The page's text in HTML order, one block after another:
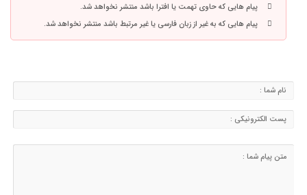
پیام هایی که حاوی تهمت یا افترا باشد منتشر نخواهد شد.
پیام هایی که به غیر از زبان فارسی یا غیر مرتبط باشد منتشر نخواهد شد.